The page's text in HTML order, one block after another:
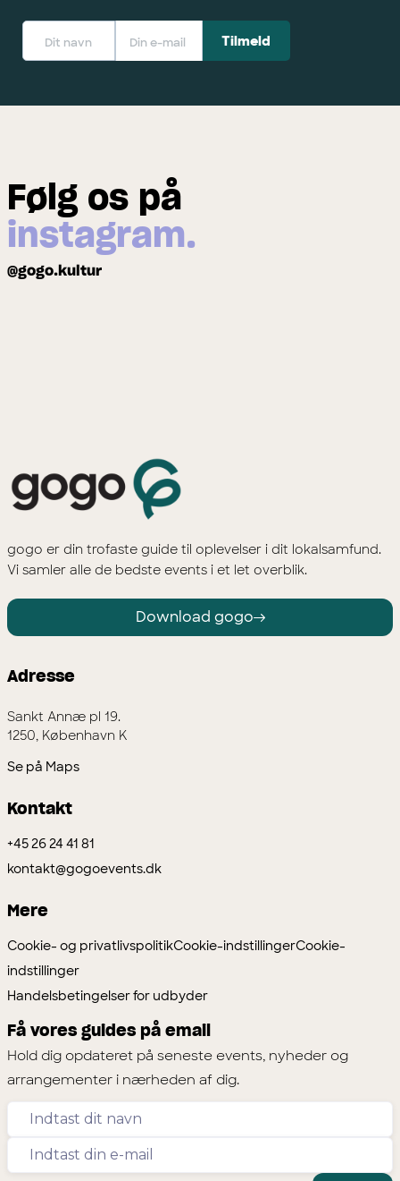
Følg os på
instagram.
@gogo.kultur
gogo er din trofaste guide til oplevelser i dit lokalsamfund.
Vi samler alle de bedste events i et let overblik.
Download gogo
Adresse
Sankt Annæ pl 19.
1250, København K
Se på Maps
Kontakt
+45 26 24 41 81
kontakt@gogoevents.dk
Mere
Cookie- og privatlivspolitikCookie-indstillingerCookie-
indstillinger
Handelsbetingelser for udbyder
Få vores guides på email
Hold dig opdateret på seneste events, nyheder og
arrangementer i nærheden af dig.